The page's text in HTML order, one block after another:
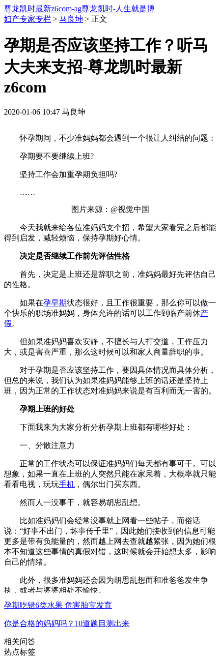
尊龙凯时最新z6com-ag尊龙凯时-人生就是博
妇产专家专栏 > 马良坤 > 正文
孕期是否应该坚持工作？听马
大夫来支招-尊龙凯时最新
z6com
2020-01-06 10:47 马良坤
怀孕期间，不少准妈妈都会遇到一个很让人纠结的问题：
孕期要不要继续上班?
坚持工作会加重孕期负担吗?
……
图片来源：@视觉中国
今天我就来给各位准妈妈支个招，希望大家看完之后都能
得到启发，减轻烦恼，保持孕期好心情。
决定是否继续工作前先评估性格
首先，决定是上班还是辞职之前，准妈妈最好先评估自己
的性格。
如果在孕早期状态很好，且工作很重要，那么你可以做一
个快乐的职场准妈妈，身体允许的话可以工作到临产前休产
假。
但如果准妈妈喜欢安静，不擅长与人打交道，工作压力
大，或是害喜严重，那么这时候可以和家人商量辞职的事。
对于孕期是否应该坚持工作，要因具体情况而具体分析，
但总的来说，我们认为如果准妈妈能够上班的话还是坚持上
班，因为正常的工作状态对准妈妈来说是有百利而无一害的。
孕期上班的好处
下面我来为大家分析分析孕期上班都有哪些好处：
一、分散注意力
正常的工作状态可以保证准妈妈们每天都有事可干。可以
想象，如果一直在上班的人突然只能在家呆着，大概率就只能
看看电视，玩玩手机 ，偶尔出门买东西。
然而人一没事干，就容易胡思乱想。
比如准妈妈们会经常没事就上网看一些帖子，而俗话
说：“好事不出门，坏事传千里”，因此她们接收到的信息可能
更多是带有负能量的，然而越上网去查就越紧张，因为她们根
本不知道这些事情的真假对错，这时候就会开始想太多，影响
自己的情绪。
此外，很多准妈妈还会因为胡思乱想而和准爸爸发生争
执，或者与婆婆相处不愉快。
所以我们说，上班其实可以帮助准妈妈们分分心，不用总
想着我会出问题呀、我的丈夫在干嘛呀、我的宝宝是什么样的
情况等，同时也可以减轻害喜症状。
二、增加接触外界的机会
孕期吃错6类水果 危害胎宝发育
你是合格的妈妈吗？10道题目测出来
相关问答
热点标签